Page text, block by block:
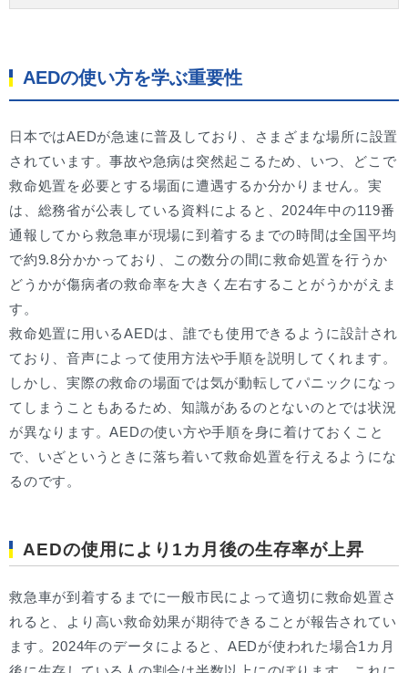
AEDの使い方を学ぶ重要性
日本ではAEDが急速に普及しており、さまざまな場所に設置
されています。事故や急病は突然起こるため、いつ、どこで
救命処置を必要とする場面に遭遇するか分かりません。実
は、総務省が公表している資料によると、2024年中の119番
通報してから救急車が現場に到着するまでの時間は全国平均
で約9.8分かかっており、この数分の間に救命処置を行うか
どうかが傷病者の救命率を大きく左右することがうかがえま
す。
救命処置に用いるAEDは、誰でも使用できるように設計され
ており、音声によって使用方法や手順を説明してくれます。
しかし、実際の救命の場面では気が動転してパニックになっ
てしまうこともあるため、知識があるのとないのとでは状況
が異なります。AEDの使い方や手順を身に着けておくこと
で、いざというときに落ち着いて救命処置を行えるようにな
るのです。
AEDの使用により1カ月後の生存率が上昇
救急車が到着するまでに一般市民によって適切に救命処置さ
れると、より高い救命効果が期待できることが報告されてい
ます。2024年のデータによると、AEDが使われた場合1カ月